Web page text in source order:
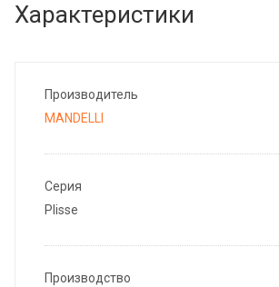
Характеристики
Производитель
MANDELLI
Серия
Plisse
Производство